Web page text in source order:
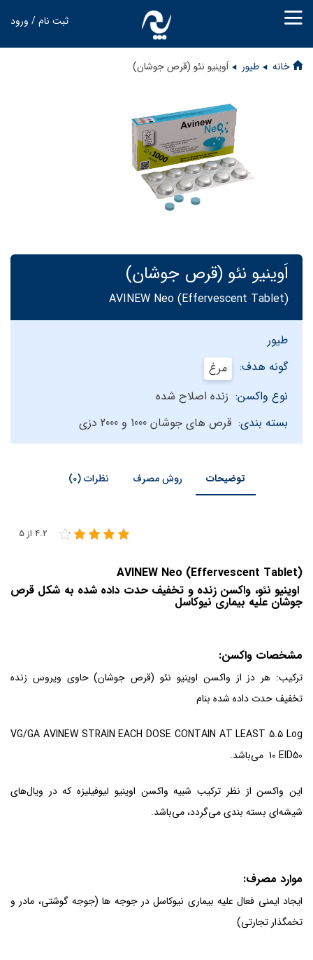
ثبت نام / ورود
خانه طیور اَوینیو نئو (قرص جوشان)
اَوینیو نئو (قرص جوشان)
AVINEW Neo (Effervescent Tablet)
طیور
گونه هدف:
مرغ
نوع واکسن: زنده اصلاح شده
بسته بندی: قرص های جوشان 1000 و 2000 دزی
توضیحات روش مصرف نظرات (0)
4.2 از 5
AVINEW Neo (Effervescent Tablet)
اوینیو نئو، واکسن زنده و تخفیف حدت داده شده به شکل قرص
جوشان علیه بیماری نیوکاسل
مشخصات واکسن:
ترکیب: هر دز از واکسن اوینیو نئو (قرص جوشان) حاوی ویروس زنده
تخفیف حدت داده شده بنام
VG/GA AVINEW STRAIN EACH DOSE CONTAIN AT LEAST 5.5 Log
10 EID50 می‌باشد.
این واکسن از نظر ترکیب شبیه واکسن اوینیو لیوفیلیزه که در ویال‌های
شیشه‌ای بسته بندی می‌گردد، می‌باشد.
موارد مصرف:
ایجاد ایمنی فعال علیه بیماری نیوکاسل در جوجه ها (جوجه گوشتی، مادر و
تخمگذار تجارتی)